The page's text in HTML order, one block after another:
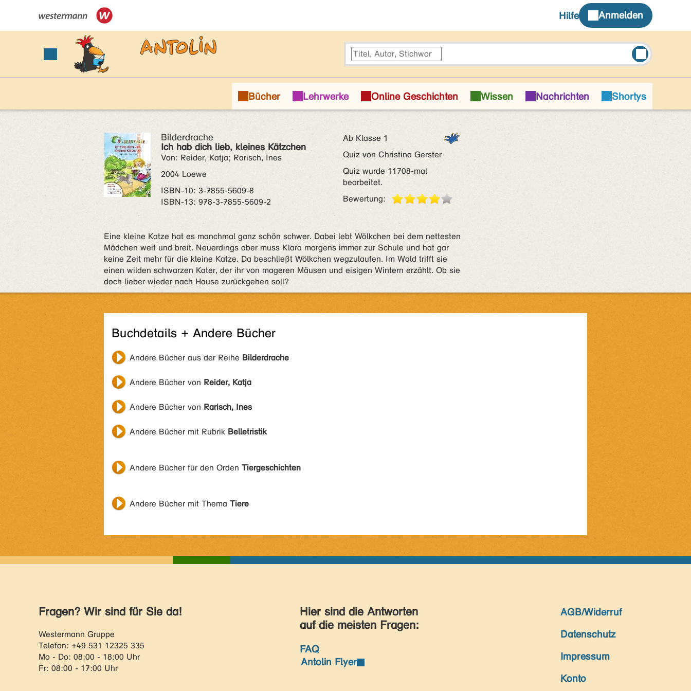
Bilderdrache
Ich hab dich lieb, kleines Kätzchen
Von: Reider, Katja; Rarisch, Ines
2004 Loewe
ISBN‑10: 3-7855-5609-8
ISBN‑13: 978-3-7855-5609-2
Ab Klasse 1
Quiz von Christina Gerster
Quiz wurde 11708-mal
bearbeitet.
Bewertung:
Eine kleine Katze hat es manchmal ganz schön schwer. Dabei lebt Wölkchen bei dem nettesten
Mädchen weit und breit. Neuerdings aber muss Klara morgens immer zur Schule und hat gar
keine Zeit mehr für die kleine Katze. Da beschließt Wölkchen wegzulaufen. Im Wald trifft sie
einen wilden schwarzen Kater, der ihr von mageren Mäusen und eisigen Wintern erzählt. Ob sie
doch lieber wieder nach Hause zurückgehen soll?
Buchdetails + Andere Bücher
Andere Bücher aus der Reihe Bilderdrache
Andere Bücher von Reider, Katja
Andere Bücher von Rarisch, Ines
Andere Bücher mit Rubrik Belletristik
Andere Bücher für den Orden Tiergeschichten
Andere Bücher mit Thema Tiere